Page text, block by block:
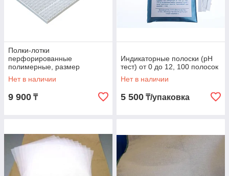
Полки-лотки
перфорированные
полимерные, размер
400х600х25мм.
Нет в наличии
9 900 ₸
Индикаторные полоски (pH
тест) от 0 до 12, 100 полосок
Нет в наличии
5 500 ₸/упаковка